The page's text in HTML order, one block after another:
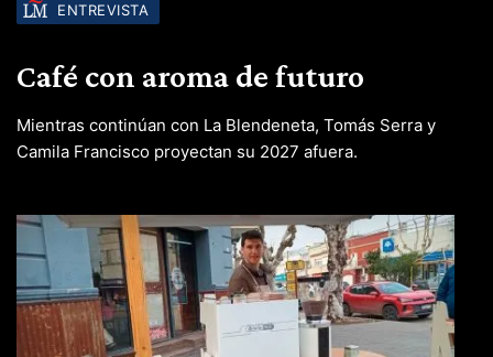
ENTREVISTA
Café con aroma de futuro
Mientras continúan con La Blendeneta, Tomás Serra y
Camila Francisco proyectan su 2027 afuera.